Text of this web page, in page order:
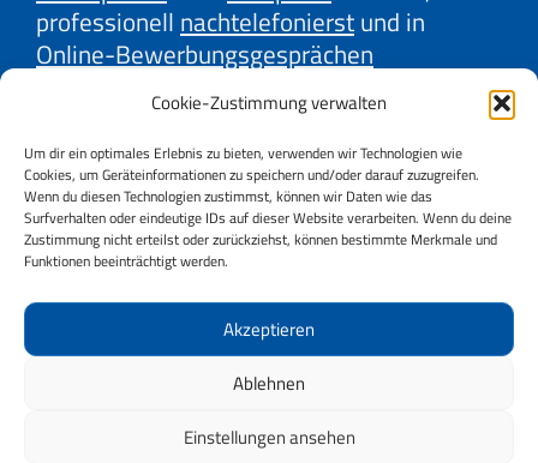
Cookie-Zustimmung verwalten
Um dir ein optimales Erlebnis zu bieten, verwenden wir Technologien wie
Cookies, um Geräteinformationen zu speichern und/oder darauf zuzugreifen.
Wenn du diesen Technologien zustimmst, können wir Daten wie das
Surfverhalten oder eindeutige IDs auf dieser Website verarbeiten. Wenn du deine
Zustimmung nicht erteilst oder zurückziehst, können bestimmte Merkmale und
Funktionen beeinträchtigt werden.
Akzeptieren
Ablehnen
Einstellungen ansehen
professionell nachtelefonierstund in
Online-Bewerbungsgesprächen
überzeugst. Lerne mit unseren Erklärvideos
effektive Strategien derFirmenrecherche
undGehaltsverhandlungkennen. Oder
auch, wie duOnline-JobbörsenundSocial
Mediabestmöglich für deine Jobsuche
nutzt. Wir, AMS und AK Niederösterreich,
bieten dir wertvolle Tipps dazu.
Starte jetzt durch und sichere dir deinen
Vorsprung im Bewerbungsprozess!